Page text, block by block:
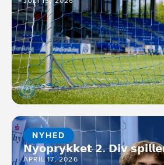
NYHED
𝗡𝘆𝗼𝗽𝗿𝘆𝗸𝗸𝗲𝘁 𝟮. 𝗗𝗶𝘃
APRIL 17, 2026